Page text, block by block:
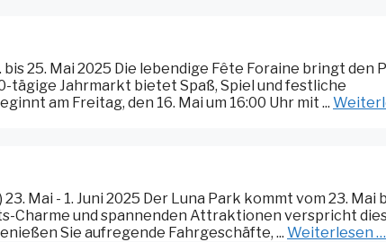
25. Mai 2025 Die lebendige Fête Foraine bringt den
tägige Jahrmarkt bietet Spaß, Spiel und festliche
am Freitag, den 16. Mai um 16:00 Uhr mit ...
Mai - 1. Juni 2025 Der Luna Park kommt vom 23. Mai
Charme und spannenden Attraktionen verspricht
Sie aufregende Fahrgeschäfte, ... Weiterlesen …